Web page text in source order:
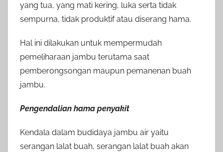
yang tua, yang mati kering, luka serta tidak
sempurna, tidak produktif atau diserang hama.
Hal ini dilakukan untuk mempermudah
pemeliharaan jambu terutama saat
pemberongsongan maupun pemanenan buah
jambu.
Pengendalian hama penyakit
Kendala dalam budidaya jambu air yaitu
serangan lalat buah, serangan lalat buah akan